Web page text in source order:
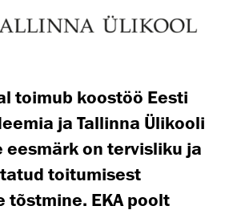
toimub koostöö Eesti
ja Tallinna Ülikooli
eesmärk on tervisliku ja
toitumisest
tõstmine. EKA poolt